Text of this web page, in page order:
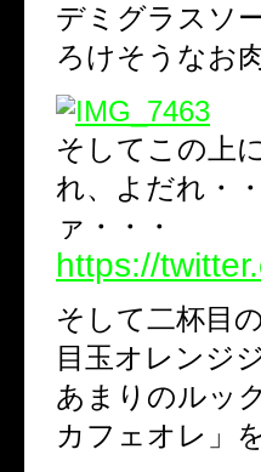
デミグラスソ
ろけそうなお
そしてこの上
れ、よだれ・
ァ・・・
https://
そして二杯目
目玉オレンジ
あまりのルッ
カフェオレ」